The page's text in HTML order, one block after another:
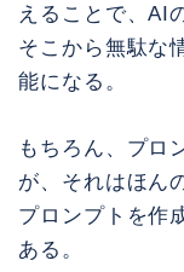
えることで、AI
そこから無駄な
能になる。
もちろん、プロ
が、それはほん
プロンプトを作
ある。